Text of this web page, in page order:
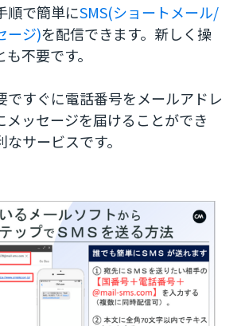
SMSを送信する方法
を送る方法
順で簡単にSMS(ショートメール/
ージ)を配信できます。新しく操
不要です。
ですぐに電話番号をメールアドレ
メッセージを届けることができ
サービスです。